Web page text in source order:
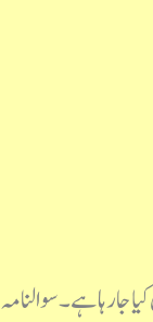
میں پیش کیا جا رہا ہے۔ سوالنامہ